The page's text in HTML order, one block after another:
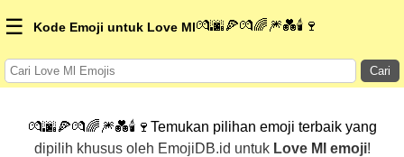
☰ Kode Emoji untuk Love Ml💏🌆🍕💏🌈🎆💑🕯️🍷
Cari
💏🌆🍕💏🌈🎆💑🕯️🍷Temukan pilihan emoji terbaik yang
dipilih khusus oleh EmojiDB.id untuk Love Ml emoji!